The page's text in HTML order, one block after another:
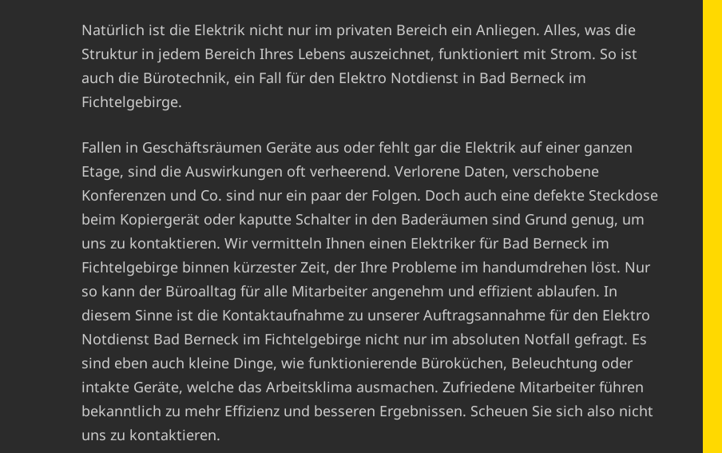
Natürlich ist die Elektrik nicht nur im privaten Bereich ein Anliegen. Alles, was die
Struktur in jedem Bereich Ihres Lebens auszeichnet, funktioniert mit Strom. So ist
auch die Bürotechnik, ein Fall für den Elektro Notdienst in Bad Berneck im
Fichtelgebirge.
Fallen in Geschäftsräumen Geräte aus oder fehlt gar die Elektrik auf einer ganzen
Etage, sind die Auswirkungen oft verheerend. Verlorene Daten, verschobene
Konferenzen und Co. sind nur ein paar der Folgen. Doch auch eine defekte Steckdose
beim Kopiergerät oder kaputte Schalter in den Baderäumen sind Grund genug, um
uns zu kontaktieren. Wir vermitteln Ihnen einen Elektriker für Bad Berneck im
Fichtelgebirge binnen kürzester Zeit, der Ihre Probleme im handumdrehen löst. Nur
so kann der Büroalltag für alle Mitarbeiter angenehm und effizient ablaufen. In
diesem Sinne ist die Kontaktaufnahme zu unserer Auftragsannahme für den Elektro
Notdienst Bad Berneck im Fichtelgebirge nicht nur im absoluten Notfall gefragt. Es
sind eben auch kleine Dinge, wie funktionierende Büroküchen, Beleuchtung oder
intakte Geräte, welche das Arbeitsklima ausmachen. Zufriedene Mitarbeiter führen
bekanntlich zu mehr Effizienz und besseren Ergebnissen. Scheuen Sie sich also nicht
uns zu kontaktieren.